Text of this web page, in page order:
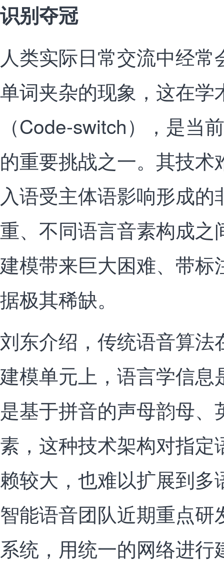
识别夺冠
人类实际日常交流中经
单词夹杂的现象，这在学
（Code-switch），是当
的重要挑战之一。其技
入语受主体语影响形成
重、不同语言音素构成
建模带来巨大困难、带
据极其稀缺。
刘东介绍，传统语音算
建模单元上，语言学信
是基于拼音的声母韵母、
素，这种技术架构对指
赖较大，也难以扩展到
智能语音团队近期重点
系统，用统一的网络进